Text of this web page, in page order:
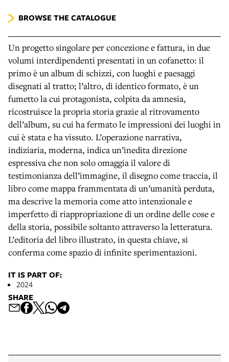
BROWSE THE CATALOGUE
Un progetto singolare per concezione e fattura, in due
volumi interdipendenti presentati in un cofanetto: il
primo è un album di schizzi, con luoghi e paesaggi
disegnati al tratto; l’altro, di identico formato, è un
fumetto la cui protagonista, colpita da amnesia,
ricostruisce la propria storia grazie al ritrovamento
dell’album, su cui ha fermato le impressioni dei luoghi in
cui è stata e ha vissuto. L’operazione narrativa,
indiziaria, moderna, indica un’inedita direzione
espressiva che non solo omaggia il valore di
testimonianza dell’immagine, il disegno come traccia, il
libro come mappa frammentata di un’umanità perduta,
ma descrive la memoria come atto intenzionale e
imperfetto di riappropriazione di un ordine delle cose e
della storia, possibile soltanto attraverso la letteratura.
L’editoria del libro illustrato, in questa chiave, si
conferma come spazio di infinite sperimentazioni.
IT IS PART OF:
2024
SHARE